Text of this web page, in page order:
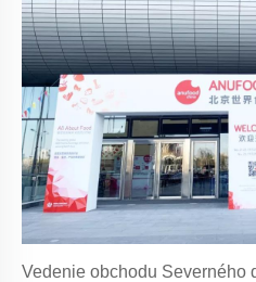
Vedenie obchodu Severného